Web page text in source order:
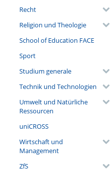
Recht
Religion und Theologie
School of Education FACE
Sport
Studium generale
Technik und Technologien
Umwelt und Natürliche
Ressourcen
uniCROSS
Wirtschaft und
Management
ZfS